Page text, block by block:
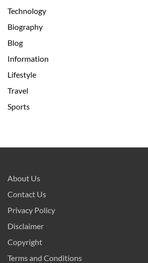
Technology
Biography
Blog
Information
Lifestyle
Travel
Sports
About Us
Contact Us
Privacy Policy
Disclaimer
Copyright
Terms and Conditions